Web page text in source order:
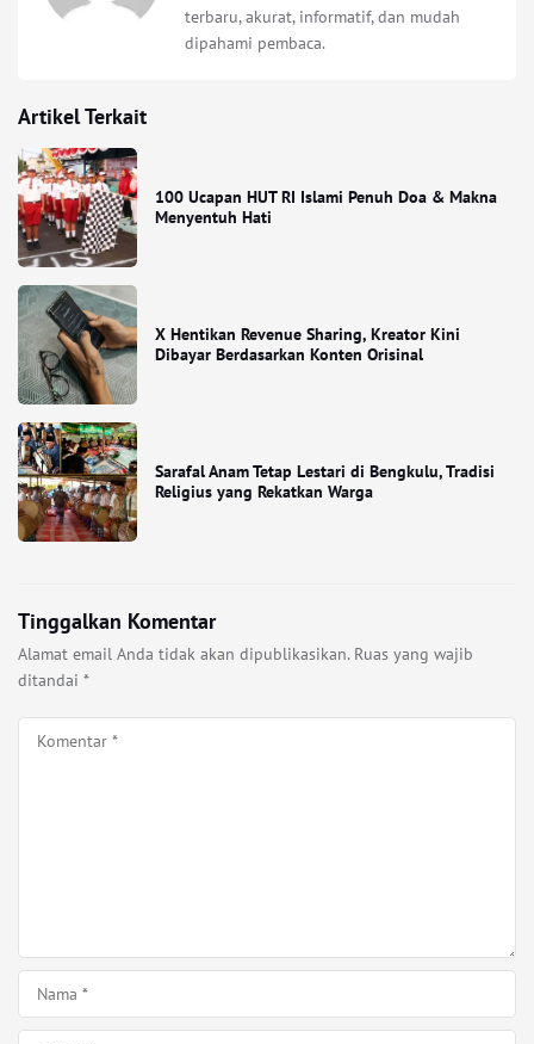
terbaru, akurat, informatif, dan mudah
dipahami pembaca.
Artikel Terkait
100 Ucapan HUT RI Islami Penuh Doa & Makna
Menyentuh Hati
X Hentikan Revenue Sharing, Kreator Kini
Dibayar Berdasarkan Konten Orisinal
Sarafal Anam Tetap Lestari di Bengkulu, Tradisi
Religius yang Rekatkan Warga
Tinggalkan Komentar
Alamat email Anda tidak akan dipublikasikan. Ruas yang wajib
ditandai *